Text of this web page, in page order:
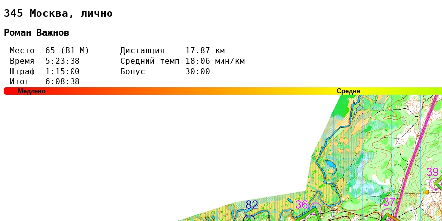
345 Москва, лично
Роман Важнов
Место 65 (В1-М) Дистанция
17.87 км
Время
5:23:38 Средний темп
18:06 мин/км
Штраф
1:15:00 Бонус
30:00
Итог
6:08:38
Медлено Средне